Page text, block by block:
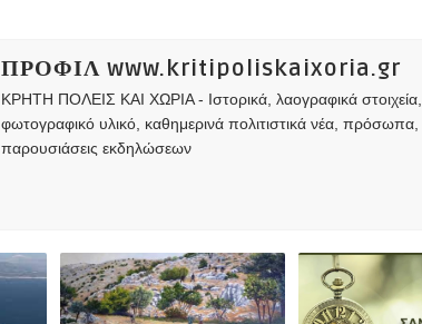
ΠΡΟΦΙΛ www.kritipoliskaixoria.gr
ΚΡΗΤΗ ΠΟΛΕΙΣ ΚΑΙ ΧΩΡΙΑ - Ιστορικά, λαογραφικά
φωτογραφικό υλικό, καθημερινά πολιτιστικά νέα, πρόσωπα,
παρουσιάσεις εκδηλώσεων